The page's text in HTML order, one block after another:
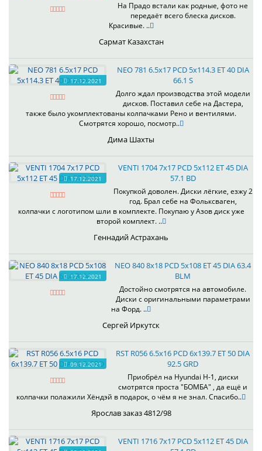
На Прадо встали как родные, фото не
передаёт всего блеска дисков.
Красивые. ..
Сармат Казахстан
17.12.2021
NEO 781 6.5x17 PCD 5x114.3 ET 40 DIA
66.1 S
Долго ждал производства этой модели
дисков. Поставил себе на Дастера,
также было укомплектованы колпачками Рено и вентилями.
Смотрятся хорошо, посмотр..
Дима Шахты
17.12.2021
VENTI 1704 7x17 PCD 5x112 ET 45 DIA
57.1 BD
Покупкой доволен. Диски лёгкие, езжу 2
год. Брал себе на Фольксваген,
колпачки с логотипом шли в комплекте. Покупаю у Азов диск уже
второй комплект. ..
Геннадий Астрахань
17.12.2021
NEO 840 8x18 PCD 5x108 ET 45 DIA 63.4
BLM
Достойно смотрятся на автомобиле.
Диски с оригинальными параметрами
на Форд. ..
Сергей Иркутск
09.12.2021
RST R056 6.5x16 PCD 6x139.7 ET 50 DIA
92.5 GRD
Приобрёл на Hyundai H-1, диски
смотрятся проста "БОМБА" , да ещё и
колпачки полажили Хёндэй в подарок, о чём я не знал. Спасибо..
Ярослав заказ 4812/98
VENTI 1716 7x17 PCD 5x112 ET 45 DIA